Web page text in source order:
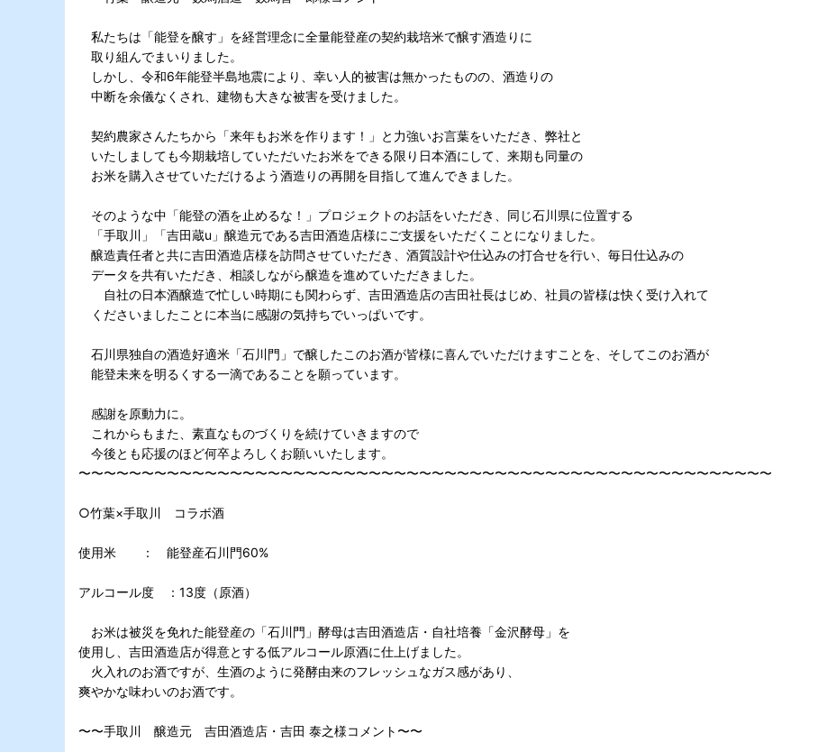
私たちは「能登を醸す」を経営理念に全量能登産の契約栽培米で醸す酒造りに
取り組んでまいりました。
しかし、令和6年能登半島地震により、幸い人的被害は無かったものの、酒造りの
中断を余儀なくされ、建物も大きな被害を受けました。
契約農家さんたちから「来年もお米を作ります！」と力強いお言葉をいただき、弊社と
いたしましても今期栽培していただいたお米をできる限り日本酒にして、来期も同量の
お米を購入させていただけるよう酒造りの再開を目指して進んできました。
そのような中「能登の酒を止めるな！」プロジェクトのお話をいただき、同じ石川県に位置する
「手取川」「吉田蔵u」醸造元である吉田酒造店様にご支援をいただくことになりました。
醸造責任者と共に吉田酒造店様を訪問させていただき、酒質設計や仕込みの打合せを行い、毎日仕込みの
データを共有いただき、相談しながら醸造を進めていただきました。
自社の日本酒醸造で忙しい時期にも関わらず、吉田酒造店の吉田社長はじめ、社員の皆様は快く受け入れて
くださいましたことに本当に感謝の気持ちでいっぱいです。
石川県独自の酒造好適米「石川門」で醸したこのお酒が皆様に喜んでいただけますことを、そしてこのお酒が
能登未来を明るくする一滴であることを願っています。
感謝を原動力に。
これからもまた、素直なものづくりを続けていきますので
今後とも応援のほど何卒よろしくお願いいたします。
〜〜〜〜〜〜〜〜〜〜〜〜〜〜〜〜〜〜〜〜〜〜〜〜〜〜〜〜〜〜〜〜〜〜〜〜〜〜〜〜〜〜〜〜〜〜〜〜〜〜〜〜〜〜〜
○竹葉×手取川 コラボ酒
使用米 ： 能登産石川門60%
アルコール度 ：13度（原酒）
お米は被災を免れた能登産の「石川門」酵母は吉田酒造店・自社培養「金沢酵母」を
使用し、吉田酒造店が得意とする低アルコール原酒に仕上げました。
火入れのお酒ですが、生酒のように発酵由来のフレッシュなガス感があり、
爽やかな味わいのお酒です。
〜〜手取川 醸造元 吉田酒造店・吉田 泰之様コメント〜〜